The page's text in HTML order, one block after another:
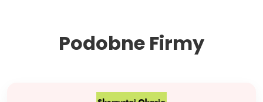
Podobne Firmy